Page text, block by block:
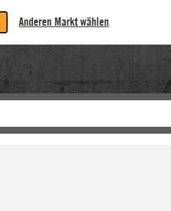
Anderen Markt wählen